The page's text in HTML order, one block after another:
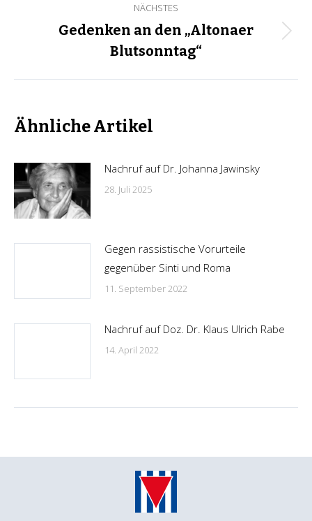
NÄCHSTES
Nächster
Beitrag:
Gedenken an den „Altonaer
Blutsonntag“
Ähnliche Artikel
Nachruf auf Dr. Johanna Jawinsky
28. Juli 2025
Gegen rassistische Vorurteile
gegenüber Sinti und Roma
11. September 2022
Nachruf auf Doz. Dr. Klaus Ulrich Rabe
14. April 2022